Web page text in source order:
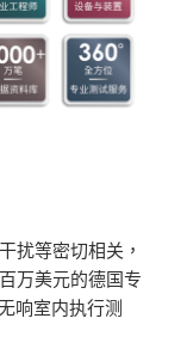
扰等密切相关，
万美元的德国专
响室内执行测